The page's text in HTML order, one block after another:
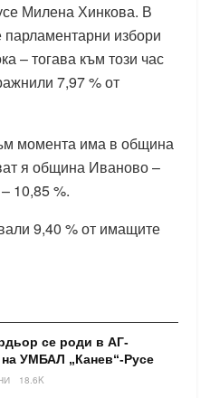
Милена Хинкова. В
избори
– тогава към този час
7,97 % от
момента има в община
я община Иваново –
10,85 %.
9,40 % от имащите
се роди в АГ-
на УМБАЛ „Канев“-Русе
18.6K